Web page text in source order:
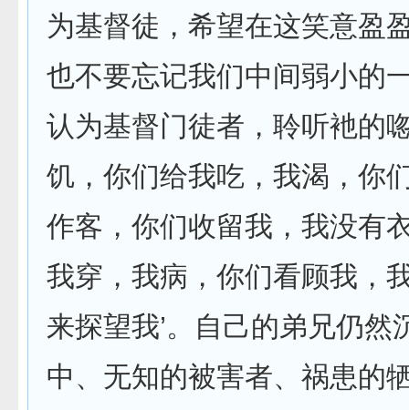
为基督徒，希望在这笑意盈
也不要忘记我们中间弱小的
认为基督门徒者，聆听衪的
饥，你们给我吃，我渴，你
作客，你们收留我，我没有
我穿，我病，你们看顾我，
来探望我’。自己的弟兄仍然
中、无知的被害者、祸患的